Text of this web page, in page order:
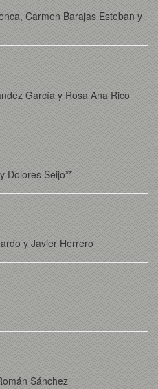
Carmen Barajas Esteban y
García y Rosa Ana Rico
Dolores Seijo**
y Javier Herrero
Sánchez